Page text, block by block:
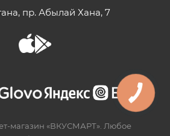
пр. Абылай Хана, 7
магазин «ВКУСМАРТ». Любое